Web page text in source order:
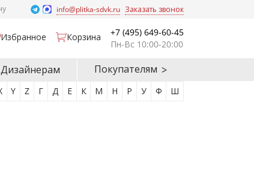
info@plitka-sdvk.ru Заказать звонок
Избранное Корзина
+7 (495) 649-60-45
Пн-Вс 10:00-20:00
Дизайнерам Покупателям
Y Z Г Д Е К М Н Р У Ф Ш